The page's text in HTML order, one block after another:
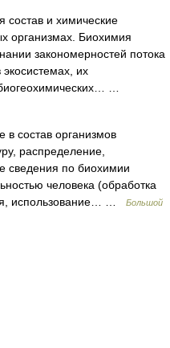
и химические
организмах. Биохимия
закономерностей потока
экосистемах, их
…
состав организмов
распределение,
сведения по биохимии
человека (обработка
использование… …
Большой